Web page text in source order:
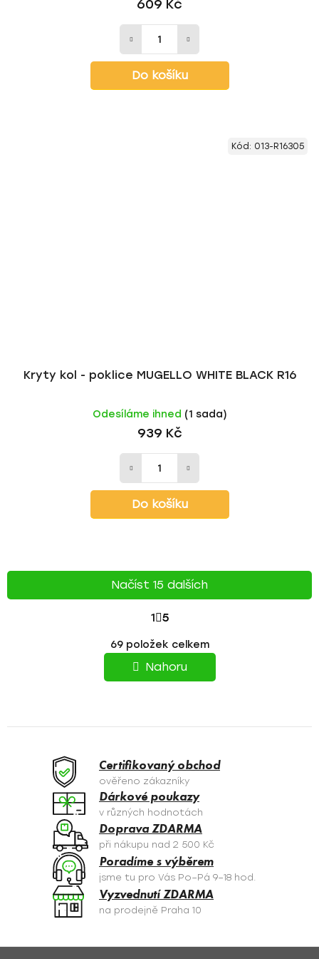
609 Kč
Do košíku
Kryty kol - poklice MUGELLO WHITE BLACK R16
Odesíláme ihned (1 sada)
939 Kč
Do košíku
Kód: 013-R16305
v
l
á
c
r
v
k
y
v
ý
p
i
s
u
Načíst 15 dalších
S
T
R
Á
K
O
V
Á
N
Í
1 5
69položek celkem
Nahoru
Certifikovaný obchod
ověřeno zákazníky
Dárkové poukazy
v různých hodnotách
Doprava ZDARMA
při nákupu nad 2 500 Kč
Poradíme s výběrem
jsme tu pro Vás Po–Pá 9–18 hod.
Vyzvednutí ZDARMA
na prodejně Praha 10